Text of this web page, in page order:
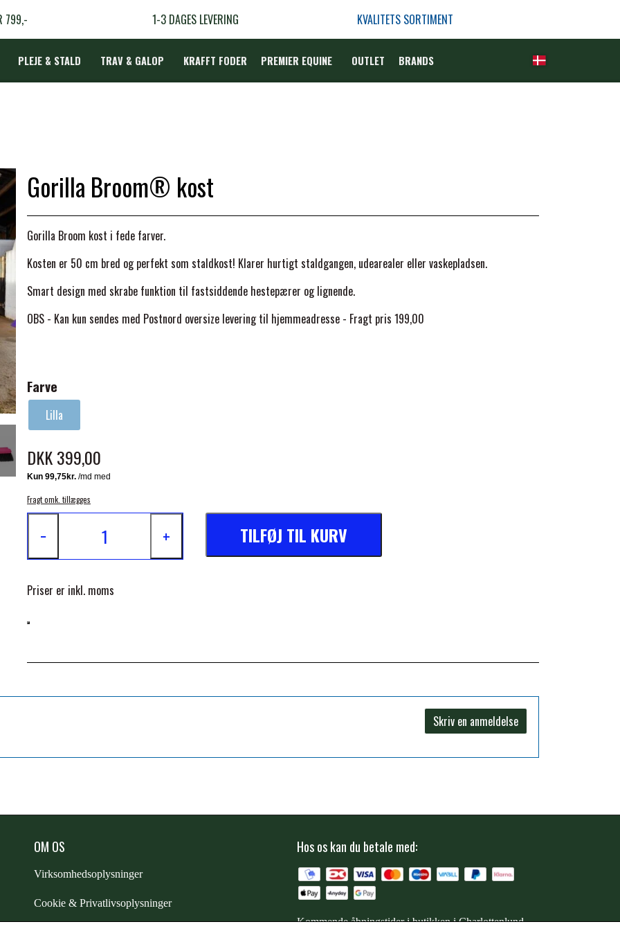
799,- 1-3 DAGES LEVERING KVALITETS SORTIMENT
PLEJE & STALD TRAV & GALOP KRAFFT FODER PREMIER EQUINE OUTLET BRANDS
Gorilla Broom® kost
Gorilla Broom kost i fede farver.
Kosten er 50 cm bred og perfekt som staldkost! Klarer hurtigt staldgangen, udearealer eller vaskepladsen.
Smart design med skrabe funktion til fastsiddende hestepærer og lignende.
OBS - Kan kun sendes med Postnord oversize levering til hjemmeadresse - Fragt pris 199,00
Farve
Lilla
DKK 399,00
Fragt omk. tillægges
− + TILFØJ TIL KURV
Priser er inkl. moms
Skriv en anmeldelse
OM OS
Virksomhedsoplysninger
Cookie & Privatlivsoplysninger
Hos os kan du betale med:
Kommende åbningstider i butikken i Charlottenlund